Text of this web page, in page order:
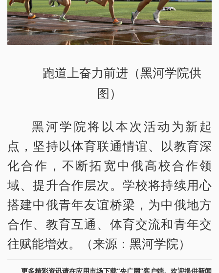
跑道上奋力前进（黑河学院供
图）
黑河学院将以本次活动为新起
点，坚持以体育联通情谊、以教育深
化合作，不断拓宽中俄高校合作领
域、提升合作层次。学校将持续用心
搭建中俄青年友谊桥梁，为中俄地方
合作、教育互通、体育交流和青年交
往赋能增效。（来源：黑河学院）
更多精彩资讯请在应用市场下载“央广网”客户端。欢迎提供新闻